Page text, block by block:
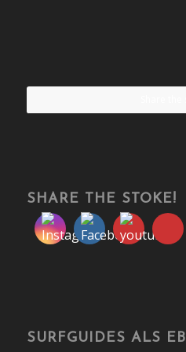
SHARE THE STOKE!
SURFGUIDES ALS